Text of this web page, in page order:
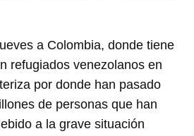
a Colombia, donde tiene
refugiados venezolanos en
por donde han pasado
de personas que han
a la grave situación